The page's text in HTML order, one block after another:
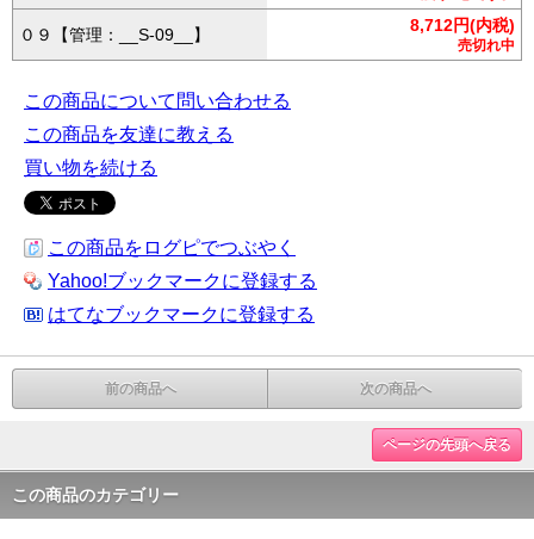
０９【管理：__S-09__】 8,712円(内税)
売切れ中
この商品について問い合わせる
この商品を友達に教える
買い物を続ける
この商品をログピでつぶやく
Yahoo!ブックマークに登録する
はてなブックマークに登録する
前の商品へ 次の商品へ
ページの先頭へ戻る
この商品のカテゴリー